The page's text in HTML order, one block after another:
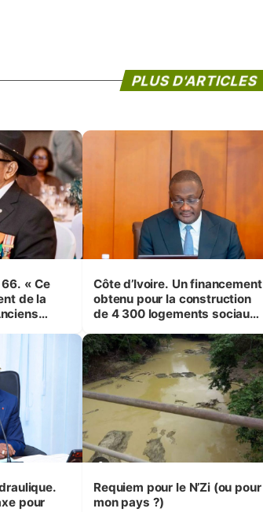
PLUS D'ARTICLES
66. « Ce
de la
®)
Côte d’Ivoire. Un financement
obtenu pour la construction
de 4 300 logements sociaux
Bouaké et Yamoussoukro
pour
Requiem pour le N’Zi (ou pour
mon pays ?)